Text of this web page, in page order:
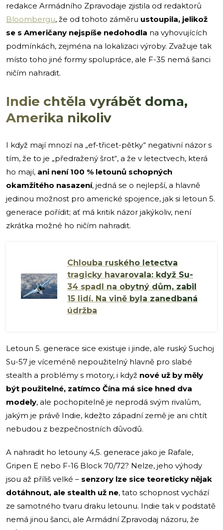
redakce Armádního Zpravodaje zjistila od redaktorů
Bloombergu, že od tohoto záměru ustoupila, jelikož
se s Američany nejspíše nedohodla na vyhovujících
podmínkách, zejména na lokalizaci výroby. Zvažuje tak
místo toho jiné formy spolupráce, ale F-35 nemá šanci
ničím nahradit.
Indie chtěla vyrábět doma,
Amerika nikoliv
I když mají mnozí na „ef-třicet-pětky“ negativní názor s
tím, že to je „předražený šrot“, a že v letectvech, která
ho mají, ani není 100 % letounů schopných
okamžitého nasazení, jedná se o nejlepší, a hlavně
jedinou možnost pro americké spojence, jak si letoun 5.
generace pořídit; ať má kritik názor jakýkoliv, není
zkrátka možné ho ničím nahradit.
Chlouba ruského letectva
tragicky havarovala: když Su-
34 spadl na obytný dům, zabil
15 lidí. Na vině byla zanedbaná
údržba
Letoun 5. generace sice existuje i jinde, ale ruský Suchoj
Su-57 je víceméně nepoužitelný hlavně pro slabé
stealth a problémy s motory, i když nové už by měly
být použitelné, zatímco Čína má sice hned dva
modely, ale pochopitelně je neprodá svým rivalům,
jakým je právě Indie, kdežto západní země je ani chtít
nebudou z bezpečnostních důvodů.
A nahradit ho letouny 4,5. generace jako je Rafale,
Gripen E nebo F-16 Block 70/72? Nelze, jeho výhody
jsou až příliš velké – senzory lze sice teoreticky nějak
dotáhnout, ale stealth už ne, tato schopnost vychází
ze samotného tvaru draku letounu. Indie tak v podstatě
nemá jinou šanci, ale Armádní Zpravodaj názoru, že